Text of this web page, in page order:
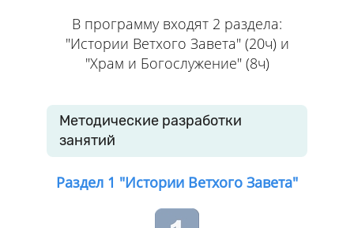
В программу входят 2 раздела:
"Истории Ветхого Завета" (20ч) и
"Храм и Богослужение" (8ч)
Методические разработки
занятий
Раздел 1 "Истории Ветхого Завета"